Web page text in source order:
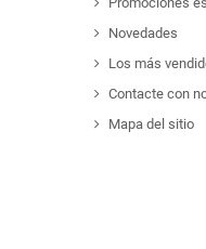
Novedades
Los más
Contacte con
Mapa del sitio